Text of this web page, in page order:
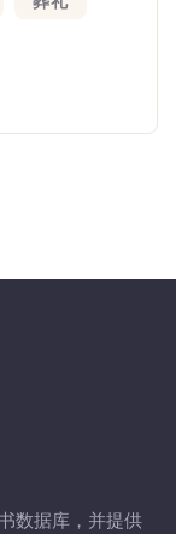
数据库，并提供